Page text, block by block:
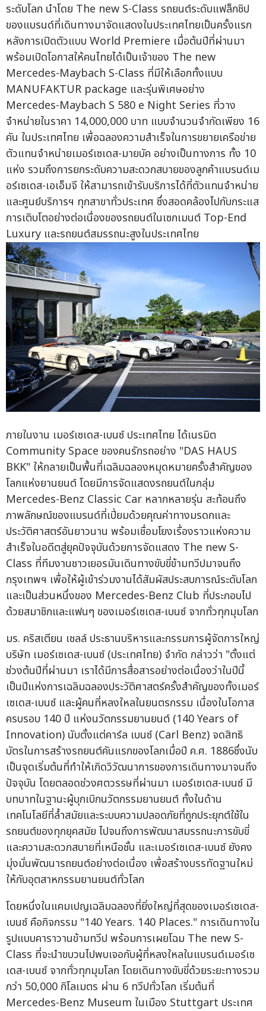
ระดับโลก นำโดย The new S-Class รถยนต์ระดับแฟล็กชิป
ของแบรนด์ที่เดินทางมาจัดแสดงในประเทศไทยเป็นครั้งแรก
หลังการเปิดตัวแบบ World Premiere เมื่อต้นปีที่ผ่านมา
พร้อมเปิดโอกาสให้คนไทยได้เป็นเจ้าของ The new
Mercedes-Maybach S-Class ที่มีให้เลือกทั้งแบบ
MANUFAKTUR package และรุ่นพิเศษอย่าง
Mercedes-Maybach S 580 e Night Series ที่วาง
จำหน่ายในราคา 14,000,000 บาท แบบจำนวนจำกัดเพียง 16
คัน ในประเทศไทย เพื่อฉลองความสำเร็จในการขยายเครือข่าย
ตัวแทนจำหน่ายเมอร์เซเดส-มายบัค อย่างเป็นทางการ ทั้ง 10
แห่ง รวมถึงการยกระดับความสะดวกสบายของลูกค้าแบรนด์เม
อร์เซเดส-เอเอ็มจี ให้สามารถเข้ารับบริการได้ที่ตัวแทนจำหน่าย
และศูนย์บริการฯ ทุกสาขาทั่วประเทศ ซึ่งสอดคล้องไปกับกระแส
การเติบโตอย่างต่อเนื่องของรถยนต์ในเซกเมนต์ Top-End
Luxury และรถยนต์สมรรถนะสูงในประเทศไทย
ภายในงาน เมอร์เซเดส-เบนซ์ ประเทศไทย ได้เนรมิต
Community Space ของคนรักรถอย่าง "DAS HAUS
BKK" ให้กลายเป็นพื้นที่เฉลิมฉลองหมุดหมายครั้งสำคัญของ
โลกแห่งยานยนต์ โดยมีการจัดแสดงรถยนต์ในกลุ่ม
Mercedes-Benz Classic Car หลากหลายรุ่น สะท้อนถึง
ภาพลักษณ์ของแบรนด์ที่เปี่ยมด้วยคุณค่าทางมรดกและ
ประวัติศาสตร์อันยาวนาน พร้อมเชื่อมโยงเรื่องราวแห่งความ
สำเร็จในอดีตสู่ยุคปัจจุบันด้วยการจัดแสดง The new S-
Class ที่ทีมงานชาวเยอรมันเดินทางขับขี่ข้ามทวีปมาจนถึง
กรุงเทพฯ เพื่อให้ผู้เข้าร่วมงานได้สัมผัสประสบการณ์ระดับโลก
และเป็นส่วนหนึ่งของ Mercedes-Benz Club ที่ประกอบไป
ด้วยสมาชิกและแฟนๆ ของเมอร์เซเดส-เบนซ์ จากทั่วทุกมุมโลก
มร. คริสเตียน เชลล์ ประธานบริหารและกรรมการผู้จัดการใหญ่
บริษัท เมอร์เซเดส-เบนซ์ (ประเทศไทย) จำกัด กล่าวว่า "ตั้งแต่
ช่วงต้นปีที่ผ่านมา เราได้มีการสื่อสารอย่างต่อเนื่องว่าในปีนี้
เป็นปีแห่งการเฉลิมฉลองประวัติศาสตร์ครั้งสำคัญของทั้งเมอร์
เซเดส-เบนซ์ และผู้คนที่หลงใหลในยนตรกรรม เนื่องในโอกาส
ครบรอบ 140 ปี แห่งนวัตกรรมยานยนต์ (140 Years of
Innovation) นับตั้งแต่คาร์ล เบนซ์ (Carl Benz) จดสิทธิ
บัตรในการสร้างรถยนต์คันแรกของโลกเมื่อปี ค.ศ. 1886ซึ่งนับ
เป็นจุดเริ่มต้นที่ทำให้เกิดวิวัฒนาการของการเดินทางมาจนถึง
ปัจจุบัน โดยตลอดช่วงศตวรรษที่ผ่านมา เมอร์เซเดส-เบนซ์ มี
บทบาทในฐานะผู้บุกเบิกนวัตกรรมยานยนต์ ทั้งในด้าน
เทคโนโลยีที่ล้ำสมัยและระบบความปลอดภัยที่ถูกประยุกต์ใช้ใน
รถยนต์ของทุกยุคสมัย ไปจนถึงการพัฒนาสมรรถนะการขับขี่
และความสะดวกสบายที่เหนือชั้น และเมอร์เซเดส-เบนซ์ ยังคง
มุ่งมั่นพัฒนารถยนต์อย่างต่อเนื่อง เพื่อสร้างบรรทัดฐานใหม่
ให้กับอุตสาหกรรมยานยนต์ทั่วโลก
โดยหนึ่งในแคมเปญเฉลิมฉลองที่ยิ่งใหญ่ที่สุดของเมอร์เซเดส-
เบนซ์ คือกิจกรรม "140 Years. 140 Places." การเดินทางใน
รูปแบบคาราวานข้ามทวีป พร้อมการเผยโฉม The new S-
Class ที่จะนำขบวนไปพบเจอกับผู้ที่หลงใหลในแบรนด์เมอร์เซ
เดส-เบนซ์ จากทั่วทุกมุมโลก โดยเดินทางขับขี่ด้วยระยะทางรวม
กว่า 50,000 กิโลเมตร ผ่าน 6 ทวีปทั่วโลก เริ่มต้นที่
Mercedes-Benz Museum ในเมือง Stuttgart ประเทศ